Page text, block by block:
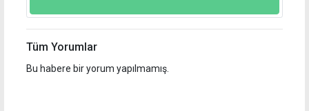
Tüm Yorumlar
Bu habere bir yorum yapılmamış.